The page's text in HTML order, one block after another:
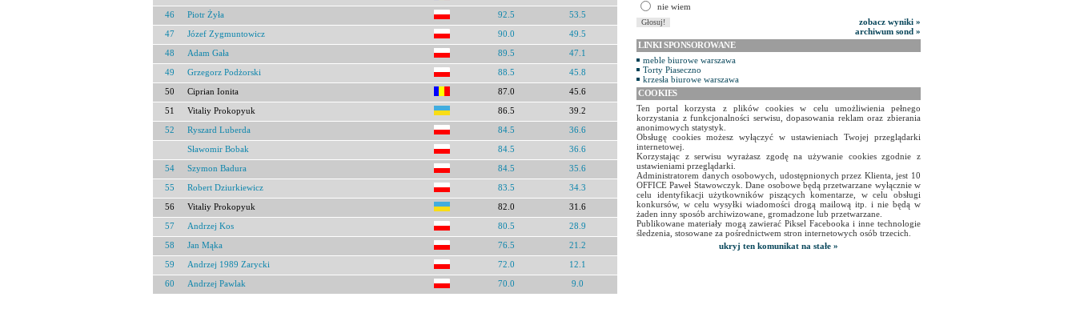
46 Piotr Żyła 92.5 53.5
47 Józef Zygmuntowicz 90.0 49.5
48 Adam Gała 89.5 47.1
49 Grzegorz Podżorski 88.5 45.8
50 Ciprian Ionita 87.0 45.6
51 Vitaliy Prokopyuk 86.5 39.2
52 Ryszard Luberda 84.5 36.6
Sławomir Bobak 84.5 36.6
54 Szymon Badura 84.5 35.6
55 Robert Dziurkiewicz 83.5 34.3
56 Vitaliy Prokopyuk 82.0 31.6
57 Andrzej Kos 80.5 28.9
58 Jan Mąka 76.5 21.2
59 Andrzej 1989 Zarycki 72.0 12.1
60 Andrzej Pawlak 70.0 9.0
nie wiem
zobacz wyniki »
archiwum sond »
LINKI SPONSOROWANE
meble biurowe warszawa
Torty Piaseczno
krzesła biurowe warszawa
COOKIES
Ten portal korzysta z plików cookies w celu umożliwienia pełnego
korzystania z funkcjonalności serwisu, dopasowania reklam oraz zbierania
anonimowych statystyk.
Obsługę cookies możesz wyłączyć w ustawieniach Twojej przeglądarki
internetowej.
Korzystając z serwisu wyrażasz zgodę na używanie cookies zgodnie z
ustawieniami przeglądarki.
Administratorem danych osobowych, udostępnionych przez Klienta, jest 10
OFFICE Paweł Stawowczyk. Dane osobowe będą przetwarzane wyłącznie w
celu identyfikacji użytkowników piszących komentarze, w celu obsługi
konkursów, w celu wysyłki wiadomości drogą mailową itp. i nie będą w
żaden inny sposób archiwizowane, gromadzone lub przetwarzane.
Publikowane materiały mogą zawierać Piksel Facebooka i inne technologie
śledzenia, stosowane za pośrednictwem stron internetowych osób trzecich.
ukryj ten komunikat na stałe »